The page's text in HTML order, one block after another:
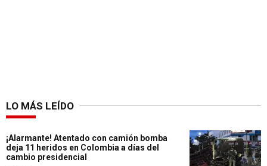
LO MÁS LEÍDO
¡Alarmante! Atentado con camión bomba
deja 11 heridos en Colombia a días del
cambio presidencial